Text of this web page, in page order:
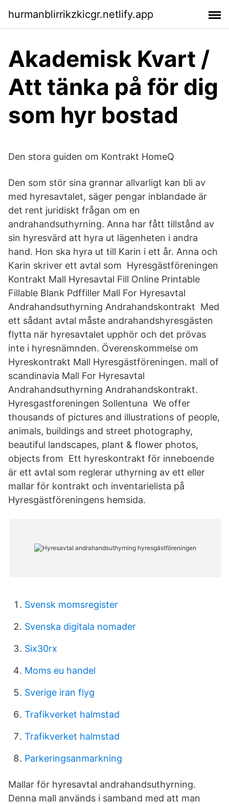
hurmanblirrikzkicgr.netlify.app
Akademisk Kvart /
Att tänka på för dig
som hyr bostad
Den stora guiden om Kontrakt HomeQ
Den som stör sina grannar allvarligt kan bli av
med hyresavtalet, säger pengar inblandade är
det rent juridiskt frågan om en
andrahandsuthyrning. Anna har fått tillstånd av
sin hyresvärd att hyra ut lägenheten i andra
hand. Hon ska hyra ut till Karin i ett år. Anna och
Karin skriver ett avtal som Hyresgästföreningen
Kontrakt Mall Hyresavtal Fill Online Printable
Fillable Blank Pdffiller Mall For Hyresavtal
Andrahandsuthyrning Andrahandskontrakt Med
ett sådant avtal måste andrahandshyresgästen
flytta när hyresavtalet upphör och det prövas
inte i hyresnämnden. Överenskommelse om
Hyreskontrakt Mall Hyresgästföreningen. mall of
scandinavia Mall For Hyresavtal
Andrahandsuthyrning Andrahandskontrakt.
Hyresgastforeningen Sollentuna We offer
thousands of pictures and illustrations of people,
animals, buildings and street photography,
beautiful landscapes, plant & flower photos,
objects from Ett hyreskontrakt för inneboende
är ett avtal som reglerar uthyrning av ett eller
mallar för kontrakt och inventarielista på
Hyresgästföreningens hemsida.
Svensk momsregister
Svenska digitala nomader
Six30rx
Moms eu handel
Sverige iran flyg
Trafikverket halmstad
Trafikverket halmstad
Parkeringsanmarkning
Mallar för hyresavtal andrahandsuthyrning.
Denna mall används i samband med att man